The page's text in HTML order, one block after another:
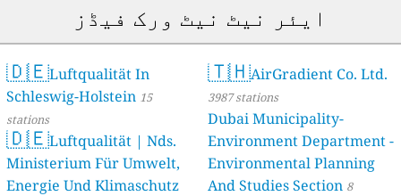
ایئر نیٹ نیٹ ورک فیڈز
🇹🇭AirGradient Co. Ltd.
3987 stations
Dubai Municipality-
Environment Department -
Environmental Planning
And Studies Section 8
🇩🇪Luftqualität In
Schleswig-Holstein 15
stations
🇩🇪Luftqualität | Nds.
Ministerium Für Umwelt,
Energie Und Klimaschutz